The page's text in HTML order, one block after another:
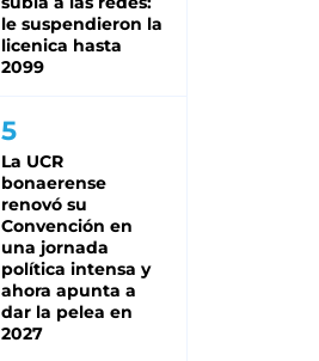
le suspendieron la
licenica hasta
2099
La UCR
bonaerense
renovó su
Convención en
una jornada
política intensa y
ahora apunta a
dar la pelea en
2027